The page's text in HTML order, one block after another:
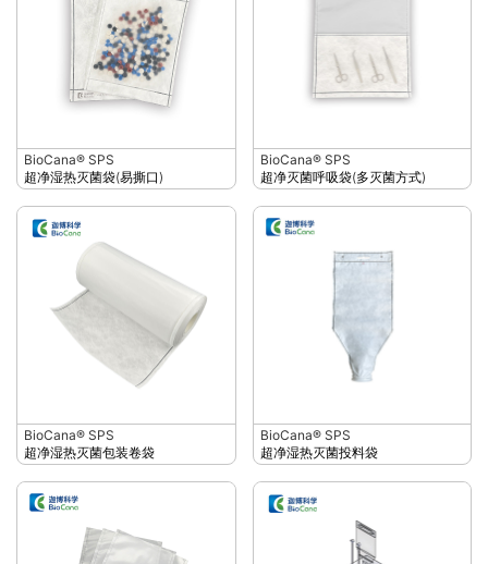
BioCana® SPS
超净湿热灭菌袋(易撕口)
BioCana® SPS
超净灭菌呼吸袋(多灭菌方式)
BioCana® SPS
超净湿热灭菌包装卷袋
BioCana® SPS
超净湿热灭菌投料袋